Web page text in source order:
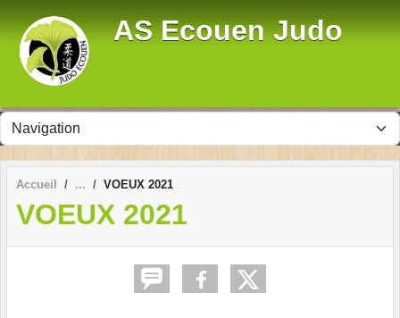
AS Ecouen Judo
Accueil VOEUX 2021
VOEUX 2021